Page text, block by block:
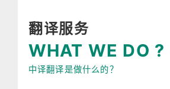
翻译服务
WHAT WE DO ?
中译翻译是做什么的？